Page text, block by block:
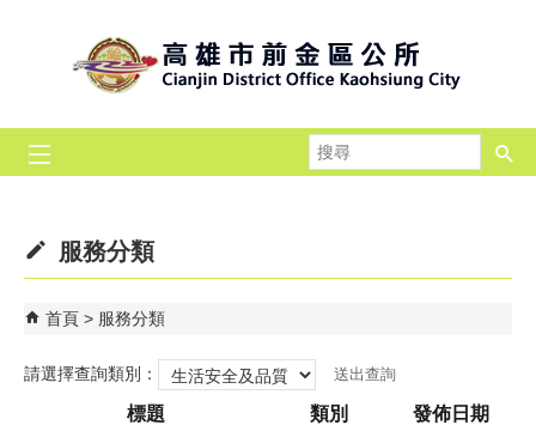
尋
服務分類
首頁 服務分類
請選擇查詢類別：
標題 類別 發佈日期